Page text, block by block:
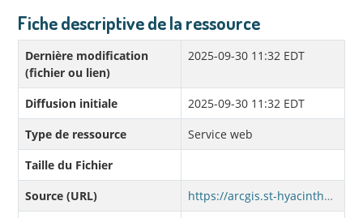
Fiche descriptive de la ressource
Dernière modification
(fichier ou lien)
2025-09-30 11:32 EDT
Diffusion initiale
2025-09-30 11:32 EDT
Type de ressource
Service web
Taille du Fichier
Source (URL)
https://arcgis.st-hyacinthe.ca/server/rest/services/Carte_ISOGEO_MIL1/MapServer